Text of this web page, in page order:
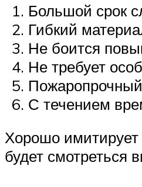
Большой срок
Гибкий
Не боится
Не требует
С течением
Хорошо
будет смотреться